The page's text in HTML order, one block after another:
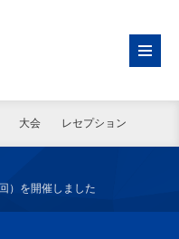
大会 レセプション
）を開催しました